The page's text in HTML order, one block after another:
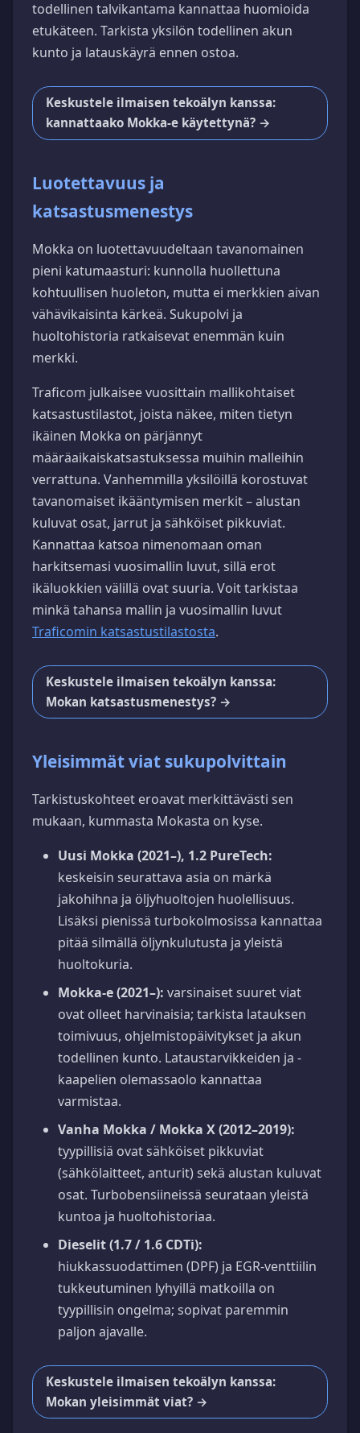
todellinen talvikantama kannattaa huomioida
etukäteen. Tarkista yksilön todellinen akun
kunto ja latauskäyrä ennen ostoa.
Keskustele ilmaisen tekoälyn kanssa:
kannattaako Mokka-e käytettynä? →
Luotettavuus ja
katsastusmenestys
Mokka on luotettavuudeltaan tavanomainen
pieni katumaasturi: kunnolla huollettuna
kohtuullisen huoleton, mutta ei merkkien aivan
vähävikaisinta kärkeä. Sukupolvi ja
huoltohistoria ratkaisevat enemmän kuin
merkki.
Traficom julkaisee vuosittain mallikohtaiset
katsastustilastot, joista näkee, miten tietyn
ikäinen Mokka on pärjännyt
määräaikaiskatsastuksessa muihin malleihin
verrattuna. Vanhemmilla yksilöillä korostuvat
tavanomaiset ikääntymisen merkit – alustan
kuluvat osat, jarrut ja sähköiset pikkuviat.
Kannattaa katsoa nimenomaan oman
harkitsemasi vuosimallin luvut, sillä erot
ikäluokkien välillä ovat suuria. Voit tarkistaa
minkä tahansa mallin ja vuosimallin luvut
Traficomin katsastustilastosta.
Keskustele ilmaisen tekoälyn kanssa:
Mokan katsastusmenestys? →
Yleisimmät viat sukupolvittain
Tarkistuskohteet eroavat merkittävästi sen
mukaan, kummasta Mokasta on kyse.
Uusi Mokka (2021–), 1.2 PureTech:
keskeisin seurattava asia on märkä
jakohihna ja öljyhuoltojen huolellisuus.
Lisäksi pienissä turbokolmosissa kannattaa
pitää silmällä öljynkulutusta ja yleistä
huoltokuria.
Mokka-e (2021–): varsinaiset suuret viat
ovat olleet harvinaisia; tarkista latauksen
toimivuus, ohjelmistopäivitykset ja akun
todellinen kunto. Lataustarvikkeiden ja -
kaapelien olemassaolo kannattaa
varmistaa.
Vanha Mokka / Mokka X (2012–2019):
tyypillisiä ovat sähköiset pikkuviat
(sähkölaitteet, anturit) sekä alustan kuluvat
osat. Turbobensiineissä seurataan yleistä
kuntoa ja huoltohistoriaa.
Dieselit (1.7 / 1.6 CDTi):
hiukkassuodattimen (DPF) ja EGR-venttiilin
tukkeutuminen lyhyillä matkoilla on
tyypillisin ongelma; sopivat paremmin
paljon ajavalle.
Keskustele ilmaisen tekoälyn kanssa:
Mokan yleisimmät viat? →